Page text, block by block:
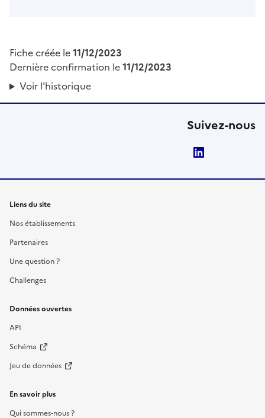
Fiche créée le11/12/2023
Dernière confirmation le11/12/2023
Voir l'historique
Suivez-nous
Liens du site
Nos établissements
Partenaires
Une question ?
Challenges
Données ouvertes
API
Schéma
Jeu de données
En savoir plus
Qui sommes-nous ?